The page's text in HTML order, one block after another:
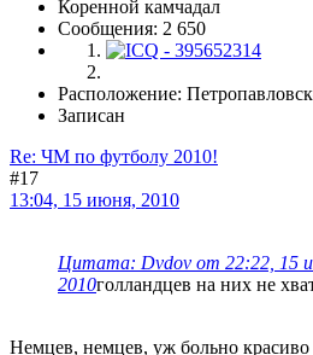
Коренной камчадал
Сообщения: 2 650
Расположение:
Записан
Re: ЧМ по футболу 2010!
#17
13:04, 15 июня, 2010
Цитата: Dvdov от 22:22, 15
2010голландцев на них не
Немцев, немцев, уж больно